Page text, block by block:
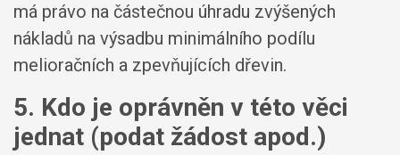
má právo na částečnou úhradu zvýšených
nákladů na výsadbu minimálního podílu
melioračních a zpevňujících dřevin.
5. Kdo je oprávněn v této věci
jednat (podat žádost apod.)